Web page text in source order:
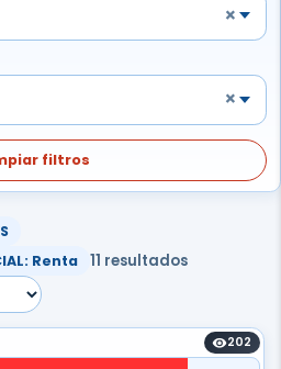
×
×
filtros
Renta
11 resultados
202